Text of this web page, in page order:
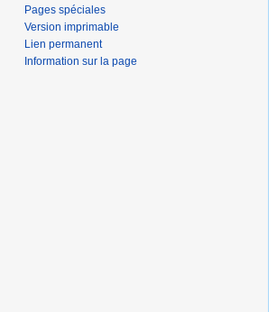
Pages spéciales
Version imprimable
Lien permanent
Information sur la page